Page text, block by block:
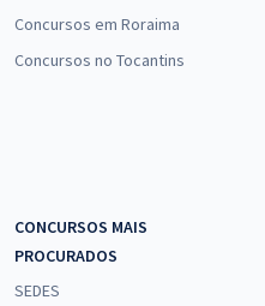
Concursos em Roraima
Concursos no Tocantins
CONCURSOS MAIS
PROCURADOS
SEDES